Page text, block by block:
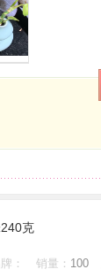
克
： 销量： 100